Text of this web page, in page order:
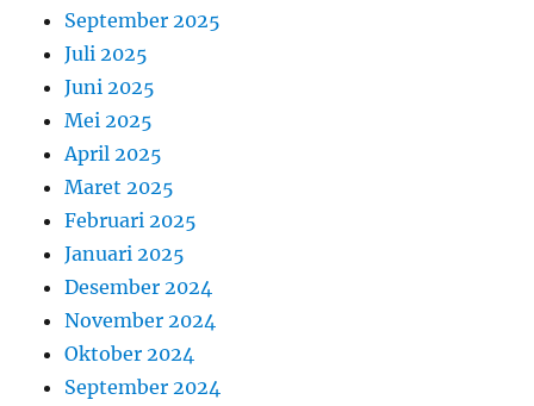
September 2025
Juli 2025
Juni 2025
Mei 2025
April 2025
Maret 2025
Februari 2025
Januari 2025
Desember 2024
November 2024
Oktober 2024
September 2024